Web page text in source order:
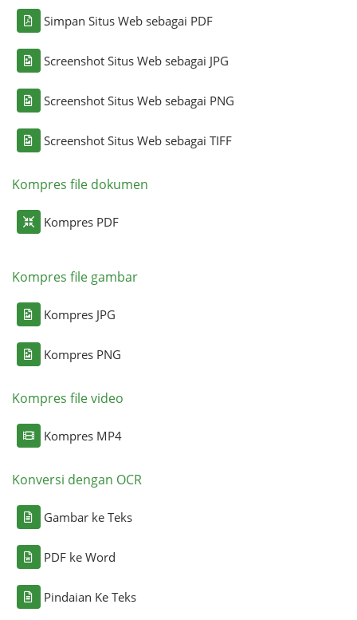
Simpan Situs Web sebagai PDF
Screenshot Situs Web sebagai JPG
Screenshot Situs Web sebagai PNG
Screenshot Situs Web sebagai TIFF
Kompres file dokumen
Kompres PDF
Kompres file gambar
Kompres JPG
Kompres PNG
Kompres file video
Kompres MP4
Konversi dengan OCR
Gambar ke Teks
PDF ke Word
Pindaian Ke Teks